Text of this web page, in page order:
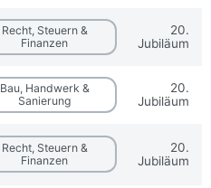
Recht, Steuern &
Finanzen
20.
Jubiläum
Bau, Handwerk &
Sanierung
20.
Jubiläum
Recht, Steuern &
Finanzen
20.
Jubiläum